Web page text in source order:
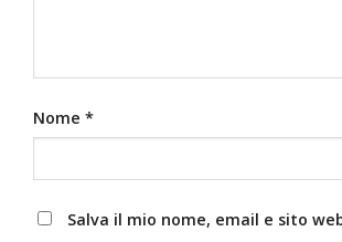
Nome *
Salva il mio nome, email e sito